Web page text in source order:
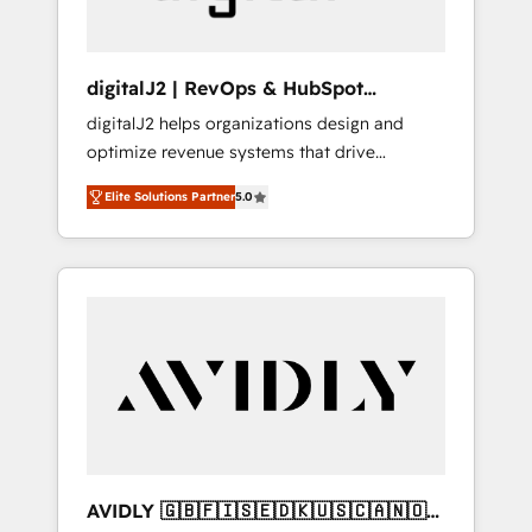
digitalJ2 | RevOps & HubSpot
Implementations
digitalJ2 helps organizations design and
optimize revenue systems that drive
scalable, predictable growth. As a triple-
accredited HubSpot Solutions Partner, we
specialize in both strategic RevOps planning
and hands-on technical execution - building
Services - Managed IT (MSP) - Franchises -
Professional Services - And more! How we
Custom integrations and workflow
Elite Solutions Partner5.0
AVIDLY 🇬🇧🇫🇮🇸🇪🇩🇰🇺🇸🇨🇦🇳🇴